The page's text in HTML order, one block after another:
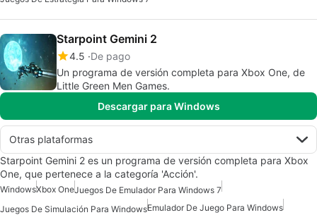
Starpoint Gemini 2
4.5 De pago
Un programa de versión completa para Xbox One, de
Little Green Men Games.
Descargar para Windows
Otras plataformas
Starpoint Gemini 2 es un programa de versión completa para Xbox
One, que pertenece a la categoría 'Acción'.
WindowsXbox OneJuegos De Emulador Para Windows 7
Juegos De Simulación Para WindowsEmulador De Juego Para Windows